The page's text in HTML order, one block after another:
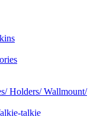
Holders/ Wallmount/
talkie